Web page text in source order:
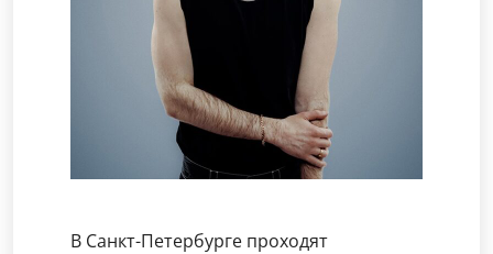
В Санкт-Петербурге проходят